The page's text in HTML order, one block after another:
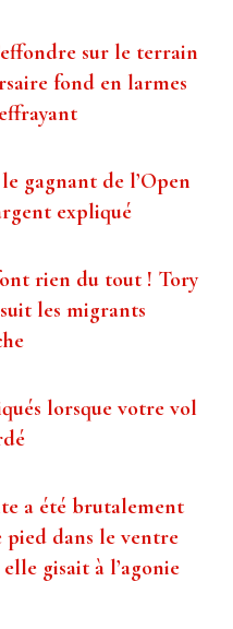
sur le terrain
fond en larmes
gagnant de l’Open
expliqué
rien du tout ! Tory
les migrants
lorsque votre vol
a été brutalement
pied dans le ventre
gisait à l’agonie